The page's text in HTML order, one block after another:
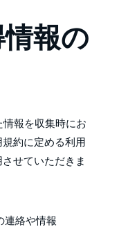
報の
報を収集時にお
約に定める利用
せていただきま
連絡や情報